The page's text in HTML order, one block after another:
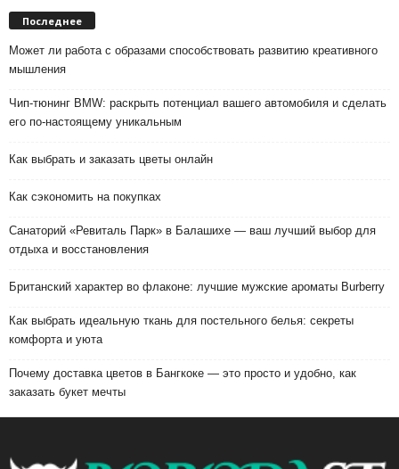
Последнее
Может ли работа с образами способствовать развитию креативного
мышления
Чип-тюнинг BMW: раскрыть потенциал вашего автомобиля и сделать
его по-настоящему уникальным
Как выбрать и заказать цветы онлайн
Как сэкономить на покупках
Санаторий «Ревиталь Парк» в Балашихе — ваш лучший выбор для
отдыха и восстановления
Британский характер во флаконе: лучшие мужские ароматы Burberry
Как выбрать идеальную ткань для постельного белья: секреты
комфорта и уюта
Почему доставка цветов в Бангкоке — это просто и удобно, как
заказать букет мечты